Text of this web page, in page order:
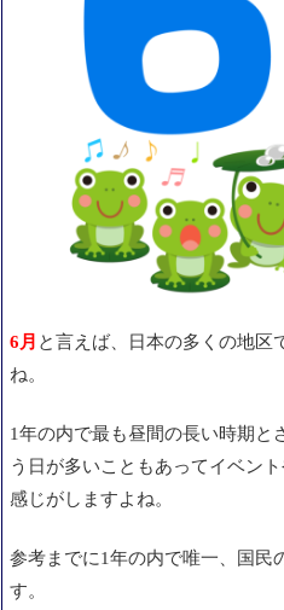
6月 と言えば、日本の多くの地区
ね。
1年の内で最も昼間の長い時期と
う日が多いこともあってイベン
感じがしますよね。
参考までに1年の内で唯一、 国民
す。